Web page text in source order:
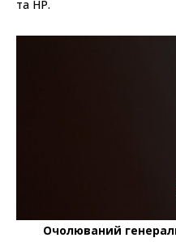
та HP.
Очолюваний